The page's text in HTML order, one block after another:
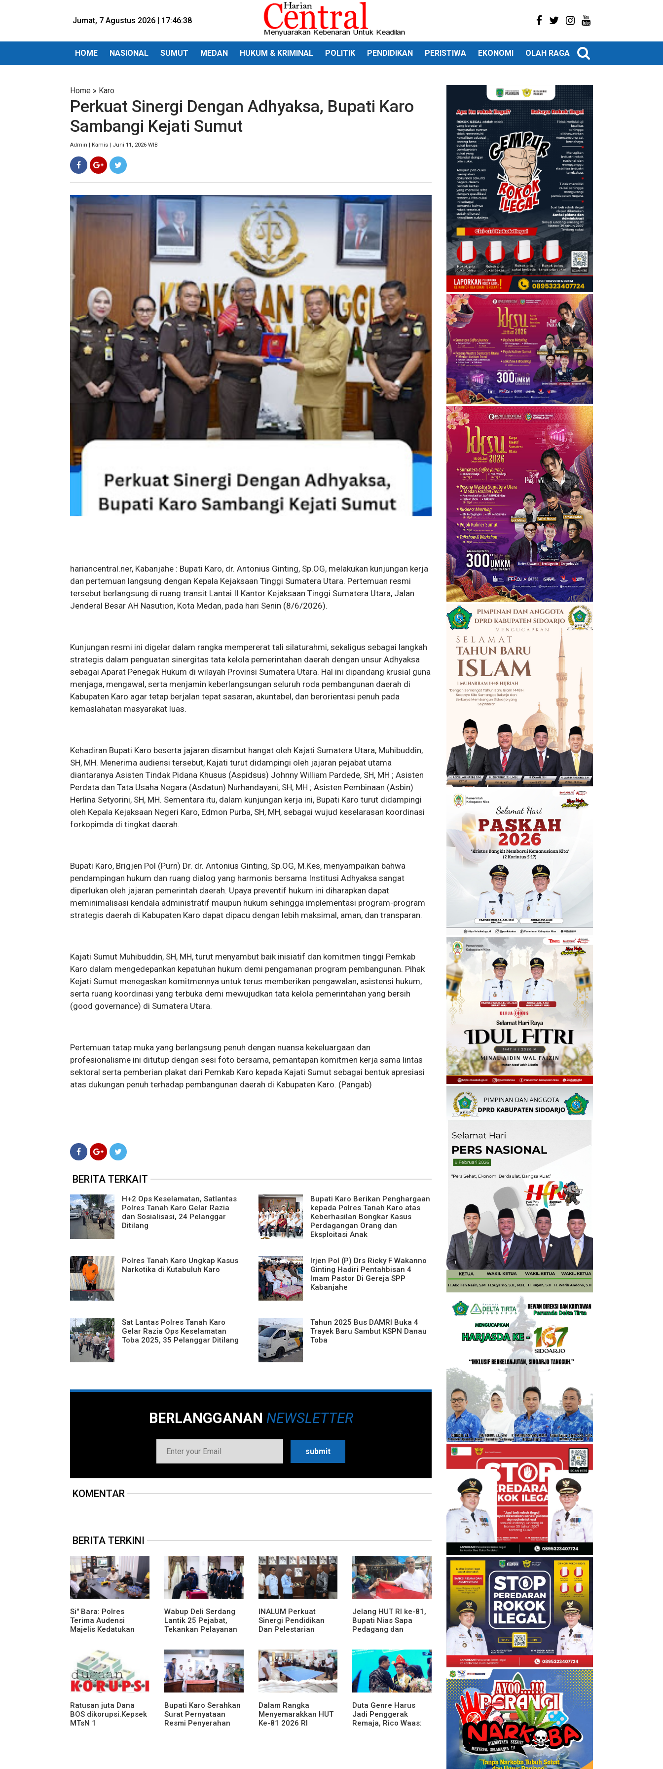
Jumat, 7 Agustus 2026 | 17:46:39
HOME NASIONAL SUMUT MEDAN HUKUM & KRIMINAL POLITIK PENDIDIKAN PERISTIWA EKONOMI OLAH RAGA
Home » Karo
Perkuat Sinergi Dengan Adhyaksa, Bupati Karo
Sambangi Kejati Sumut
Admin | Kamis | Juni 11, 2026 WIB
hariancentral.ner, Kabanjahe : Bupati Karo, dr. Antonius Ginting, Sp.OG, melakukan kunjungan kerja
dan pertemuan langsung dengan Kepala Kejaksaan Tinggi Sumatera Utara. Pertemuan resmi
tersebut berlangsung di ruang transit Lantai II Kantor Kejaksaan Tinggi Sumatera Utara, Jalan
Jenderal Besar AH Nasution, Kota Medan, pada hari Senin (8/6/2026).
Kunjungan resmi ini digelar dalam rangka mempererat tali silaturahmi, sekaligus sebagai langkah
strategis dalam penguatan sinergitas tata kelola pemerintahan daerah dengan unsur Adhyaksa
sebagai Aparat Penegak Hukum di wilayah Provinsi Sumatera Utara. Hal ini dipandang krusial guna
menjaga, mengawal, serta menjamin keberlangsungan seluruh roda pembangunan daerah di
Kabupaten Karo agar tetap berjalan tepat sasaran, akuntabel, dan berorientasi penuh pada
kemaslahatan masyarakat luas.
Kehadiran Bupati Karo beserta jajaran disambut hangat oleh Kajati Sumatera Utara, Muhibuddin,
SH, MH. Menerima audiensi tersebut, Kajati turut didampingi oleh jajaran pejabat utama
diantaranya Asisten Tindak Pidana Khusus (Aspidsus) Johnny William Pardede, SH, MH ; Asisten
Perdata dan Tata Usaha Negara (Asdatun) Nurhandayani, SH, MH ; Asisten Pembinaan (Asbin)
Herlina Setyorini, SH, MH. Sementara itu, dalam kunjungan kerja ini, Bupati Karo turut didampingi
oleh Kepala Kejaksaan Negeri Karo, Edmon Purba, SH, MH, sebagai wujud keselarasan koordinasi
forkopimda di tingkat daerah.
Bupati Karo, Brigjen Pol (Purn) Dr. dr. Antonius Ginting, Sp.OG, M.Kes, menyampaikan bahwa
pendampingan hukum dan ruang dialog yang harmonis bersama Institusi Adhyaksa sangat
diperlukan oleh jajaran pemerintah daerah. Upaya preventif hukum ini diharapkan dapat
meminimalisasi kendala administratif maupun hukum sehingga implementasi program-program
strategis daerah di Kabupaten Karo dapat dipacu dengan lebih maksimal, aman, dan transparan.
Kajati Sumut Muhibuddin, SH, MH, turut menyambut baik inisiatif dan komitmen tinggi Pemkab
Karo dalam mengedepankan kepatuhan hukum demi pengamanan program pembangunan. Pihak
Kejati Sumut menegaskan komitmennya untuk terus memberikan pengawalan, asistensi hukum,
serta ruang koordinasi yang terbuka demi mewujudkan tata kelola pemerintahan yang bersih
(good governance) di Sumatera Utara.
Pertemuan tatap muka yang berlangsung penuh dengan nuansa kekeluargaan dan
profesionalisme ini ditutup dengan sesi foto bersama, pemantapan komitmen kerja sama lintas
sektoral serta pemberian plakat dari Pemkab Karo kepada Kajati Sumut sebagai bentuk apresiasi
atas dukungan penuh terhadap pembangunan daerah di Kabupaten Karo. (Pangab)
BERITA TERKAIT
H+2 Ops Keselamatan, Satlantas
Polres Tanah Karo Gelar Razia
dan Sosialisasi, 24 Pelanggar
Ditilang
Bupati Karo Berikan Penghargaan
kepada Polres Tanah Karo atas
Keberhasilan Bongkar Kasus
Perdagangan Orang dan
Eksploitasi Anak
Polres Tanah Karo Ungkap Kasus
Narkotika di Kutabuluh Karo
Irjen Pol (P) Drs Ricky F Wakanno
Ginting Hadiri Pentahbisan 4
Imam Pastor Di Gereja SPP
Kabanjahe
Sat Lantas Polres Tanah Karo
Gelar Razia Ops Keselamatan
Toba 2025, 35 Pelanggar Ditilang
Tahun 2025 Bus DAMRI Buka 4
Trayek Baru Sambut KSPN Danau
Toba
BERLANGGANAN NEWSLETTER
KOMENTAR
BERITA TERKINI
Si" Bara: Polres
Terima Audensi
Majelis Kedatukan
Wabup Deli Serdang
Lantik 25 Pejabat,
Tekankan Pelayanan
INALUM Perkuat
Sinergi Pendidikan
Dan Pelestarian
Jelang HUT RI ke-81,
Bupati Nias Sapa
Pedagang dan
Ratusan juta Dana
BOS dikorupsi.Kepsek
MTsN 1
Bupati Karo Serahkan
Surat Pernyataan
Resmi Penyerahan
Dalam Rangka
Menyemarakkan HUT
Ke-81 2026 RI
Duta Genre Harus
Jadi Penggerak
Remaja, Rico Waas: